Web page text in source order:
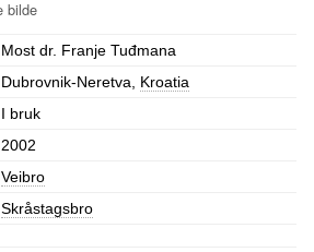
Most dr. Franje Tuđmana
Dubrovnik-Neretva, Kroatia
I bruk
2002
Veibro
Skråstagsbro